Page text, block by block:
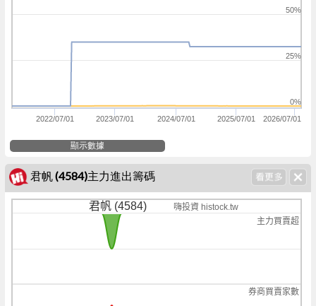
2022/07/01 2023/07/01 2024/07/01 2025/07/01 2026/07/01
0%
25%
50%
顯示數據
君帆 (4584)主力進出籌碼
主力買賣超
券商買賣家數
君帆 (4584) 嗨投資 histock.tw